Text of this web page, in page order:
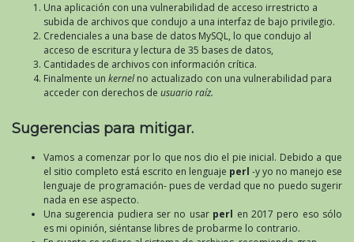
Una aplicación con una vulnerabilidad de acceso irrestricto a
subida de archivos que condujo a una interfaz de bajo privilegio.
Credenciales a una base de datos MySQL, lo que condujo al
acceso de escritura y lectura de 35 bases de datos,
Cantidades de archivos con información crítica.
Finalmente un kernelno actualizado con una vulnerabilidad para
acceder con derechos de usuario raíz.
Sugerencias para mitigar.
Vamos a comenzar por lo que nos dio el pie inicial. Debido a que
el sitio completo está escrito en lenguaje perl -y yo no manejo ese
lenguaje de programación- pues de verdad que no puedo sugerir
nada en ese aspecto.
Una sugerencia pudiera ser no usar perl en 2017 pero eso sólo
es mi opinión, siéntanse libres de probarme lo contrario.